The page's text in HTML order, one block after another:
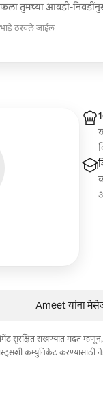
तुमच्या आवडी-
भाडे ठरवले जाईल
Ameet यांना
सुरक्षित राखण्यात मदत
कम्युनिकेट करण्यासाठी